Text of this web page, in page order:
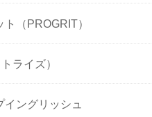
（PROGRIT）
ライズ）
イングリッシュ